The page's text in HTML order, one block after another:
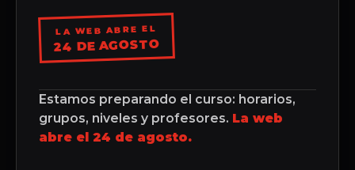
LA WEB ABRE EL
24 DE AGOSTO
Estamos preparando el curso: horarios,
grupos, niveles y profesores. La web
abre el 24 de agosto.